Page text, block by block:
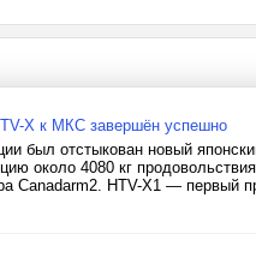
X к МКС завершён успешно
был отстыкован новый
около 4080 кг
HTV-X1 — первый